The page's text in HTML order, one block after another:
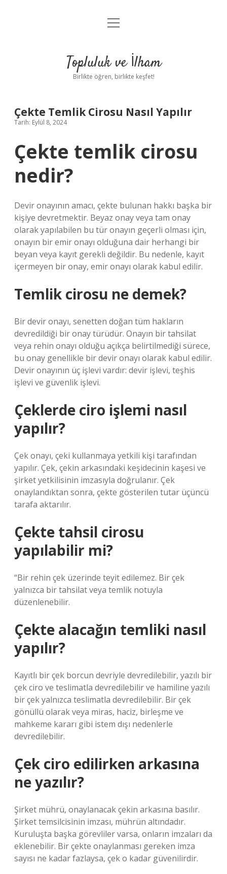
Anasayfa
Yasal Uyarı
menüyü
Topluluk ve İlham
Birlikte öğren, birlikte keşfet!
Çekte Temlik Cirosu Nasıl Yapılır
Tarih: Eylül 8, 2024
Çekte temlik cirosu
nedir?
Devir onayının amacı, çekte bulunan hakkı başka bir
kişiye devretmektir. Beyaz onay veya tam onay
olarak yapılabilen bu tür onayın geçerli olması için,
onayın bir emir onayı olduğuna dair herhangi bir
beyan veya kayıt gerekli değildir. Bu nedenle, kayıt
içermeyen bir onay, emir onayı olarak kabul edilir.
Temlik cirosu ne demek?
Bir devir onayı, senetten doğan tüm hakların
devredildiği bir onay türüdür. Onayın bir tahsilat
veya rehin onayı olduğu açıkça belirtilmediği sürece,
bu onay genellikle bir devir onayı olarak kabul edilir.
Devir onayının üç işlevi vardır: devir işlevi, teşhis
işlevi ve güvenlik işlevi.
Çeklerde ciro işlemi nasıl
yapılır?
Çek onayı, çeki kullanmaya yetkili kişi tarafından
yapılır. Çek, çekin arkasındaki keşidecinin kaşesi ve
şirket yetkilisinin imzasıyla doğrulanır. Çek
onaylandıktan sonra, çekte gösterilen tutar üçüncü
tarafa aktarılır.
Çekte tahsil cirosu
yapılabilir mi?
“Bir rehin çek üzerinde teyit edilemez. Bir çek
yalnızca bir tahsilat veya temlik notuyla
düzenlenebilir.
Çekte alacağın temliki nasıl
yapılır?
Kayıtlı bir çek borcun devriyle devredilebilir, yazılı bir
çek ciro ve teslimatla devredilebilir ve hamiline yazılı
bir çek yalnızca teslimatla devredilebilir. Bir çek
gönüllü olarak veya miras, haciz, birleşme ve
mahkeme kararı gibi istem dışı nedenlerle
devredilebilir.
Çek ciro edilirken arkasına
ne yazılır?
Şirket mührü, onaylanacak çekin arkasına basılır.
Şirket temsilcisinin imzası, mührün altındadır.
Kuruluşta başka görevliler varsa, onların imzaları da
eklenebilir. Bir çekte onaylanması gereken imza
sayısı ne kadar fazlaysa, çek o kadar güvenilirdir.